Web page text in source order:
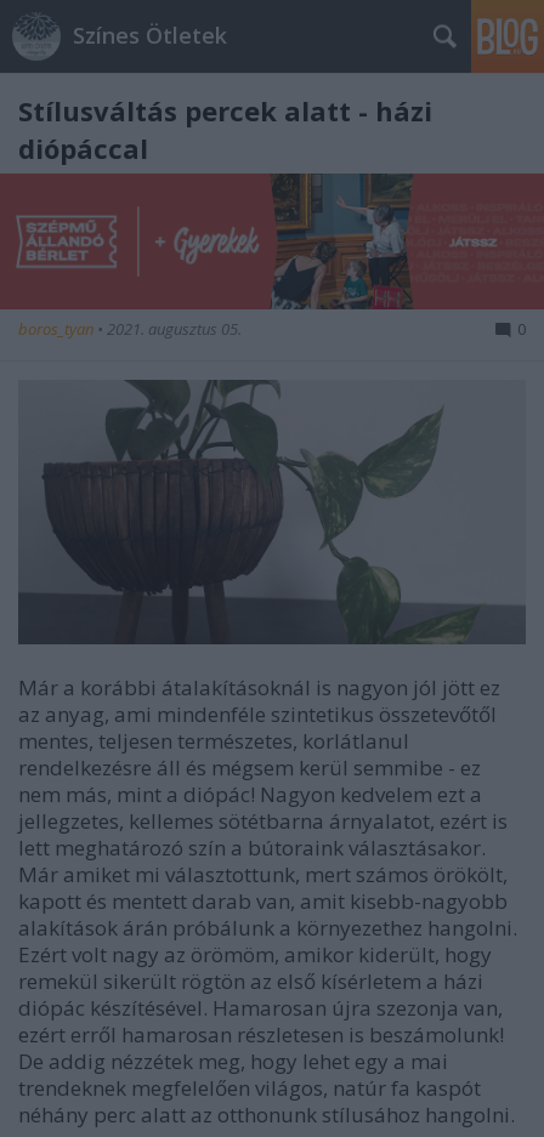
Színes Ötletek
Stílusváltás percek alatt - házi
diópáccal
boros_tyan • 2021. augusztus 05. 0
Már a korábbi átalakításoknál is nagyon jól jött ez
az anyag, ami mindenféle szintetikus összetevőtől
mentes, teljesen természetes, korlátlanul
rendelkezésre áll és mégsem kerül semmibe - ez
nem más, mint a diópác! Nagyon kedvelem ezt a
jellegzetes, kellemes sötétbarna árnyalatot, ezért is
lett meghatározó szín a bútoraink választásakor.
Már amiket mi választottunk, mert számos örökölt,
kapott és mentett darab van, amit kisebb-nagyobb
alakítások árán próbálunk a környezethez hangolni.
Ezért volt nagy az örömöm, amikor kiderült, hogy
remekül sikerült rögtön az első kísérletem a házi
diópác készítésével. Hamarosan újra szezonja van,
ezért erről hamarosan részletesen is beszámolunk!
De addig nézzétek meg, hogy lehet egy a mai
trendeknek megfelelően világos, natúr fa kaspót
néhány perc alatt az otthonunk stílusához hangolni.